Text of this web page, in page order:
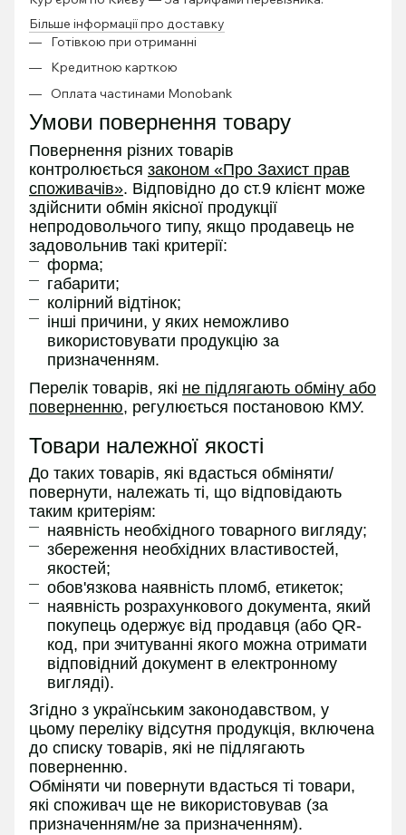
Більше інформації про доставку
Готівкою при отриманні
Кредитною карткою
Оплата частинами Monobank
Умови повернення товару
Повернення різних товарів
контролюється законом «Про Захист прав
споживачів». Відповідно до ст.9 клієнт може
здійснити обмін якісної продукції
непродовольчого типу, якщо продавець не
задовольнив такі критерії:
форма;
габарити;
колірний відтінок;
інші причини, у яких неможливо
використовувати продукцію за
призначенням.
Перелік товарів, які не підлягають обміну або
поверненню, регулюється постановою КМУ.
Товари належної якості
До таких товарів, які вдасться обміняти/
повернути, належать ті, що відповідають
таким критеріям:
наявність необхідного товарного вигляду;
збереження необхідних властивостей,
якостей;
обов'язкова наявність пломб, етикеток;
наявність розрахункового документа, який
покупець одержує від продавця (або QR-
код, при зчитуванні якого можна отримати
відповідний документ в електронному
вигляді).
Згідно з українським законодавством, у
цьому переліку відсутня продукція, включена
до списку товарів, які не підлягають
поверненню.
Обміняти чи повернути вдасться ті товари,
які споживач ще не використовував (за
призначенням/не за призначенням).